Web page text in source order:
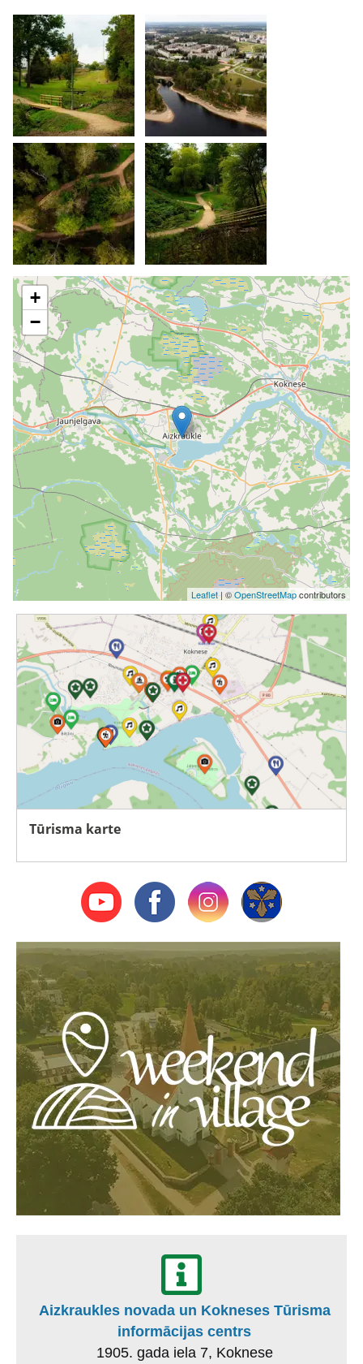
+
−
Leaflet| ©OpenStreetMapcontributors
Tūrisma karte
Aizkraukles novada un Kokneses Tūrisma
informācijas centrs
1905. gada iela 7, Koknese